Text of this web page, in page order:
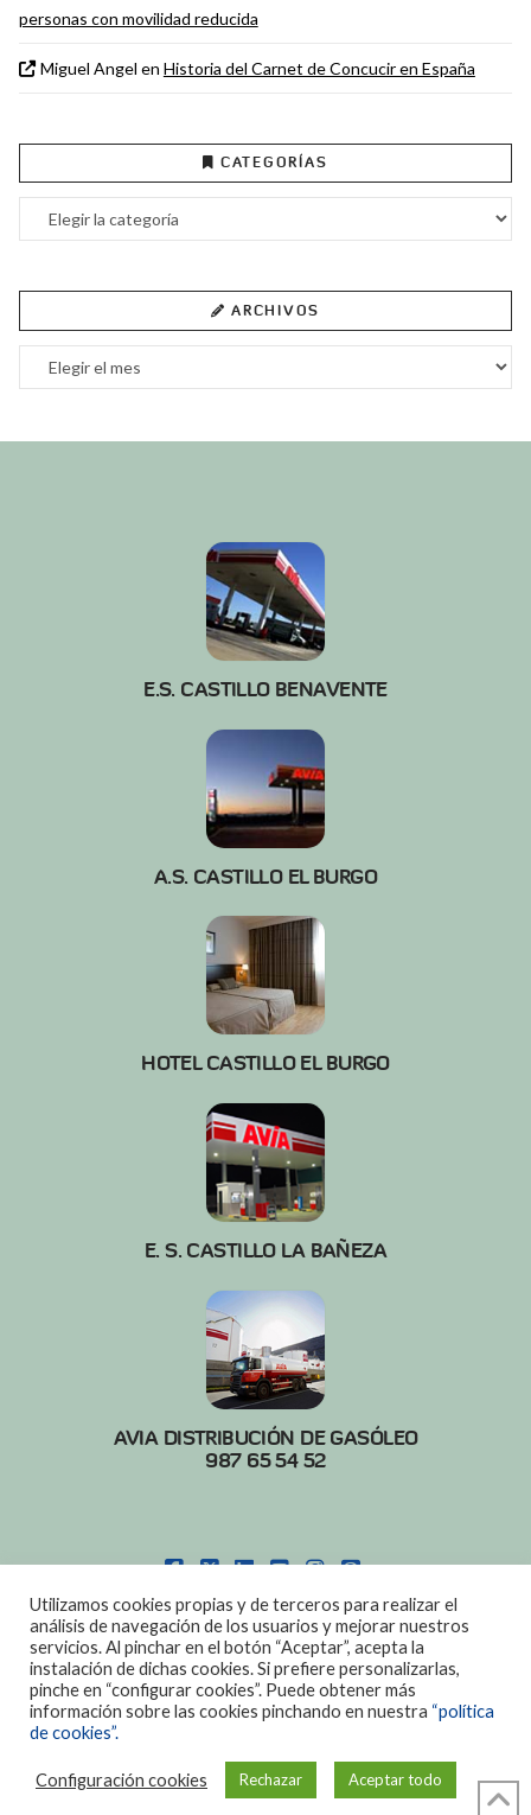
personas con movilidad reducida
Miguel Angel en Historia del Carnet de Concucir en España
CATEGORÍAS
Categorías
ARCHIVOS
Archivos
E.S. CASTILLO BENAVENTE
A.S. CASTILLO EL BURGO
HOTEL CASTILLO EL BURGO
E. S. CASTILLO LA BAÑEZA
AVIA DISTRIBUCIÓN DE GASÓLEO
987 65 54 52
POLITICA DE COOKIES|AVISO LEGAL
DISEÑO: DIAN SISTEMAS
Utilizamos cookies propias y de terceros para realizar el
análisis de navegación de los usuarios y mejorar nuestros
servicios. Al pinchar en el botón “Aceptar”, acepta la
instalación de dichas cookies. Si prefiere personalizarlas,
pinche en “configurar cookies”. Puede obtener más
información sobre las cookies pinchando en nuestra “política
de cookies”.
Configuración cookies Rechazar Aceptar todo